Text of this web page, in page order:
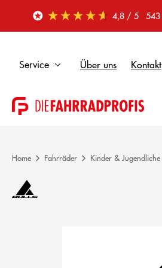
Hauptinhalt springen
Zur Suche springen
Zur Hauptnavigation springen
4,8 / 5 543
Service Über uns Kontakt
Home Fahrräder Kinder & Jugendliche